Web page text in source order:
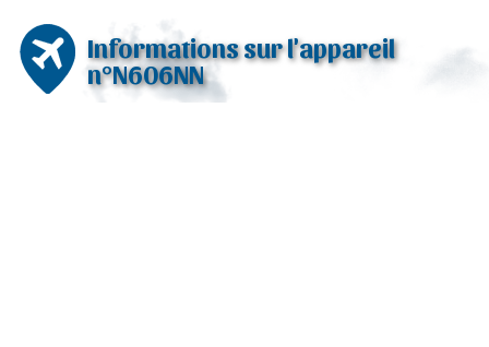
Informations sur l'appareil
n°N606NN